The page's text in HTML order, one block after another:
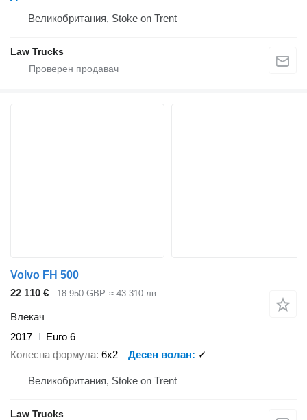
Великобритания, Stoke on Trent
Law Trucks
Volvo FH 500
22 110 €
18 950 GBP ≈ 43 310 лв.
Влекач
2017
Euro 6
Колесна формула 6x2 Десен волан ✓
Великобритания, Stoke on Trent
Law Trucks